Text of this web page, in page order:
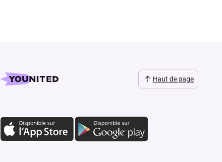
Haut de page